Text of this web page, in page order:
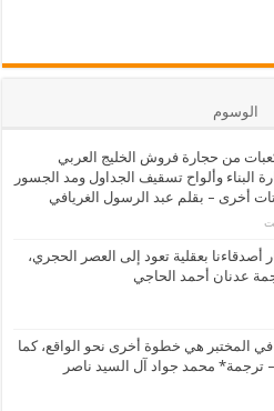
الوسوم
من حجارة فروش الخليج العربي
البناء وألواح تسقيف الجداول ومد الجسور
أخرى – بقلم عبد الرسول الغريافي
أصدقاءنا بعقلية تعود إلى العصر الحجري،
عدنان أحمد الحاجي
المختبر هي خطوة أخرى نحو الواقع، كما
ترجمة* محمد جواد آل السيد ناصر